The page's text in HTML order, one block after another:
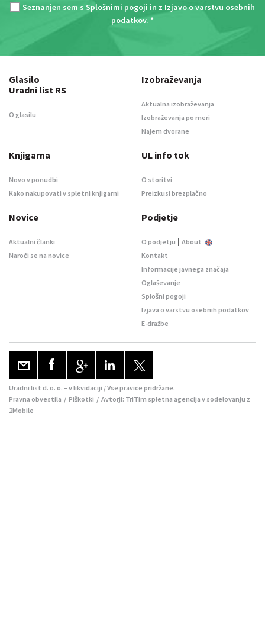
Seznanjen sem s Splošnimi pogoji in z Izjavo o varstvu osebnih
podatkov. *
Glasilo
Uradni list RS
O glasilu
Izobraževanja
Aktualna izobraževanja
Izobraževanja po meri
Najem dvorane
Knjigarna
Novo v ponudbi
Kako nakupovati v spletni knjigarni
UL info tok
O storitvi
Preizkusi brezplačno
Novice
Aktualni članki
Naroči se na novice
Podjetje
O podjetju | About
Kontakt
Informacije javnega značaja
Oglaševanje
Splošni pogoji
Izjava o varstvu osebnih podatkov
E-dražbe
Uradni list d. o. o. – v likvidaciji / Vse pravice pridržane.
Pravna obvestila / Piškotki / Avtorji: TriTim spletna agencija v sodelovanju z
2Mobile